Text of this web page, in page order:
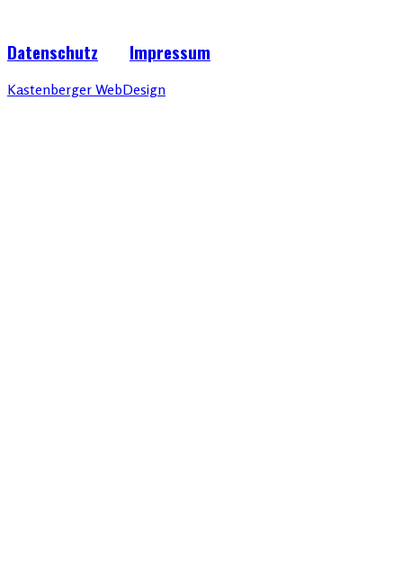
Datenschutz Impressum
Kastenberger WebDesign